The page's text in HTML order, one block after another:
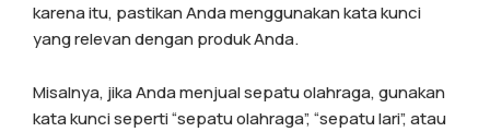
karena itu, pastikan Anda menggunakan kata kunci
yang relevan dengan produk Anda.
Misalnya, jika Anda menjual sepatu olahraga, gunakan
kata kunci seperti “sepatu olahraga”, “sepatu lari”, atau